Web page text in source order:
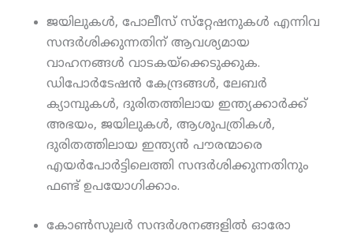
ജയിലുകള്‍, പോലീസ് സ്‌റ്റേഷനുകള്‍ എന്നിവ
സന്ദര്‍ശിക്കുന്നതിന് ആവശ്യമായ
വാഹനങ്ങള്‍ വാടകയ്‌ക്കെടുക്കുക.
ഡിപോര്‍ടേഷന്‍ കേന്ദ്രങ്ങള്‍, ലേബര്‍
ക്യാമ്പുകള്‍, ദുരിതത്തിലായ ഇന്ത്യക്കാര്‍ക്ക്
അഭയം, ജയിലുകള്‍, ആശുപത്രികള്‍,
ദുരിതത്തിലായ ഇന്ത്യന്‍ പൗരന്മാരെ
എയര്‍പോര്‍ട്ടിലെത്തി സന്ദര്‍ശിക്കുന്നതിനും
ഫണ്ട് ഉപയോഗിക്കാം.
കോണ്‍സുലര്‍ സന്ദര്‍ശനങ്ങളില്‍ ഓരോ